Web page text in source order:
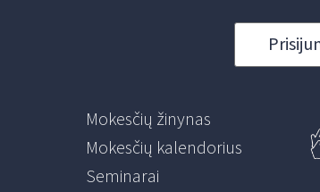
Mokesčių žinynas
Mokesčių kalendorius
Seminarai